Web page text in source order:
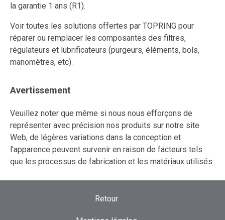
la garantie 1 ans (R1).
Voir toutes les solutions offertes par TOPRING pour
réparer ou remplacer les composantes des filtres,
régulateurs et lubrificateurs (purgeurs, éléments, bols,
manomètres, etc).
Avertissement
Veuillez noter que même si nous nous efforçons de
représenter avec précision nos produits sur notre site
Web, de légères variations dans la conception et
l'apparence peuvent survenir en raison de facteurs tels
que les processus de fabrication et les matériaux utilisés.
Retour